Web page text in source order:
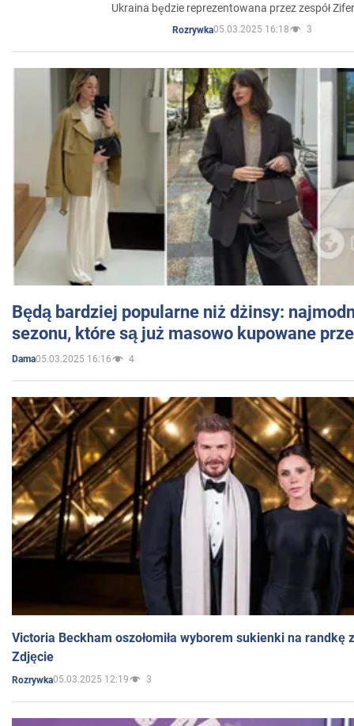
Ukraina będzie reprezentowana przez zespół
Rozrywka05.03.2025 16:18 3
Będą bardziej popularne niż dżinsy:
sezonu, które są już masowo kupowane
Dama05.03.2025 16:16 4
Victoria Beckham oszołomiła wyborem sukienki na randkę
Zdjęcie
Rozrywka05.03.2025 12:19 3